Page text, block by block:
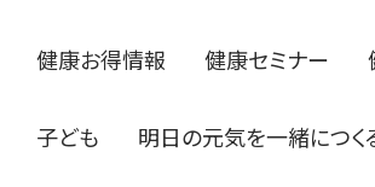
健康お得情報 健康セミナー
子ども 明日の元気を一緒につく